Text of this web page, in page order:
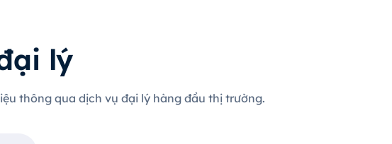
lý
thông qua dịch vụ đại lý hàng đầu thị trường.